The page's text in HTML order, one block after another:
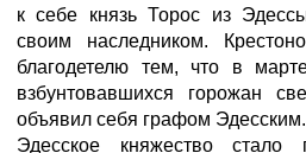
к себе князь Торос из
своим наследником.
благодетелю тем, что в
взбунтовавшихся горожан
объявил себя графом Эдесским.
Эдесское княжество стало